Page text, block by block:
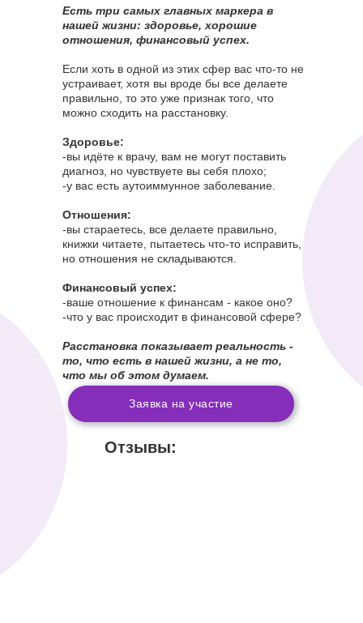
Есть три самых главных маркера в
нашей жизни: здоровье, хорошие
отношения, финансовый успех.
Если хоть в одной из этих сфер вас что-то не
устраивает, хотя вы вроде бы все делаете
правильно, то это уже признак того, что
можно сходить на расстановку.
Здоровье:
-вы идёте к врачу, вам не могут поставить
диагноз, но чувствуете вы себя плохо;
-у вас есть аутоиммунное заболевание.
Отношения:
-вы стараетесь, все делаете правильно,
книжки читаете, пытаетесь что-то исправить,
но отношения не складываются.
Финансовый успех:
-ваше отношение к финансам - какое оно?
-что у вас происходит в финансовой сфере?
Расстановка показывает реальность -
то, что есть в нашей жизни, а не то,
что мы об этом думаем.
Отзывы:
Заявка на участие